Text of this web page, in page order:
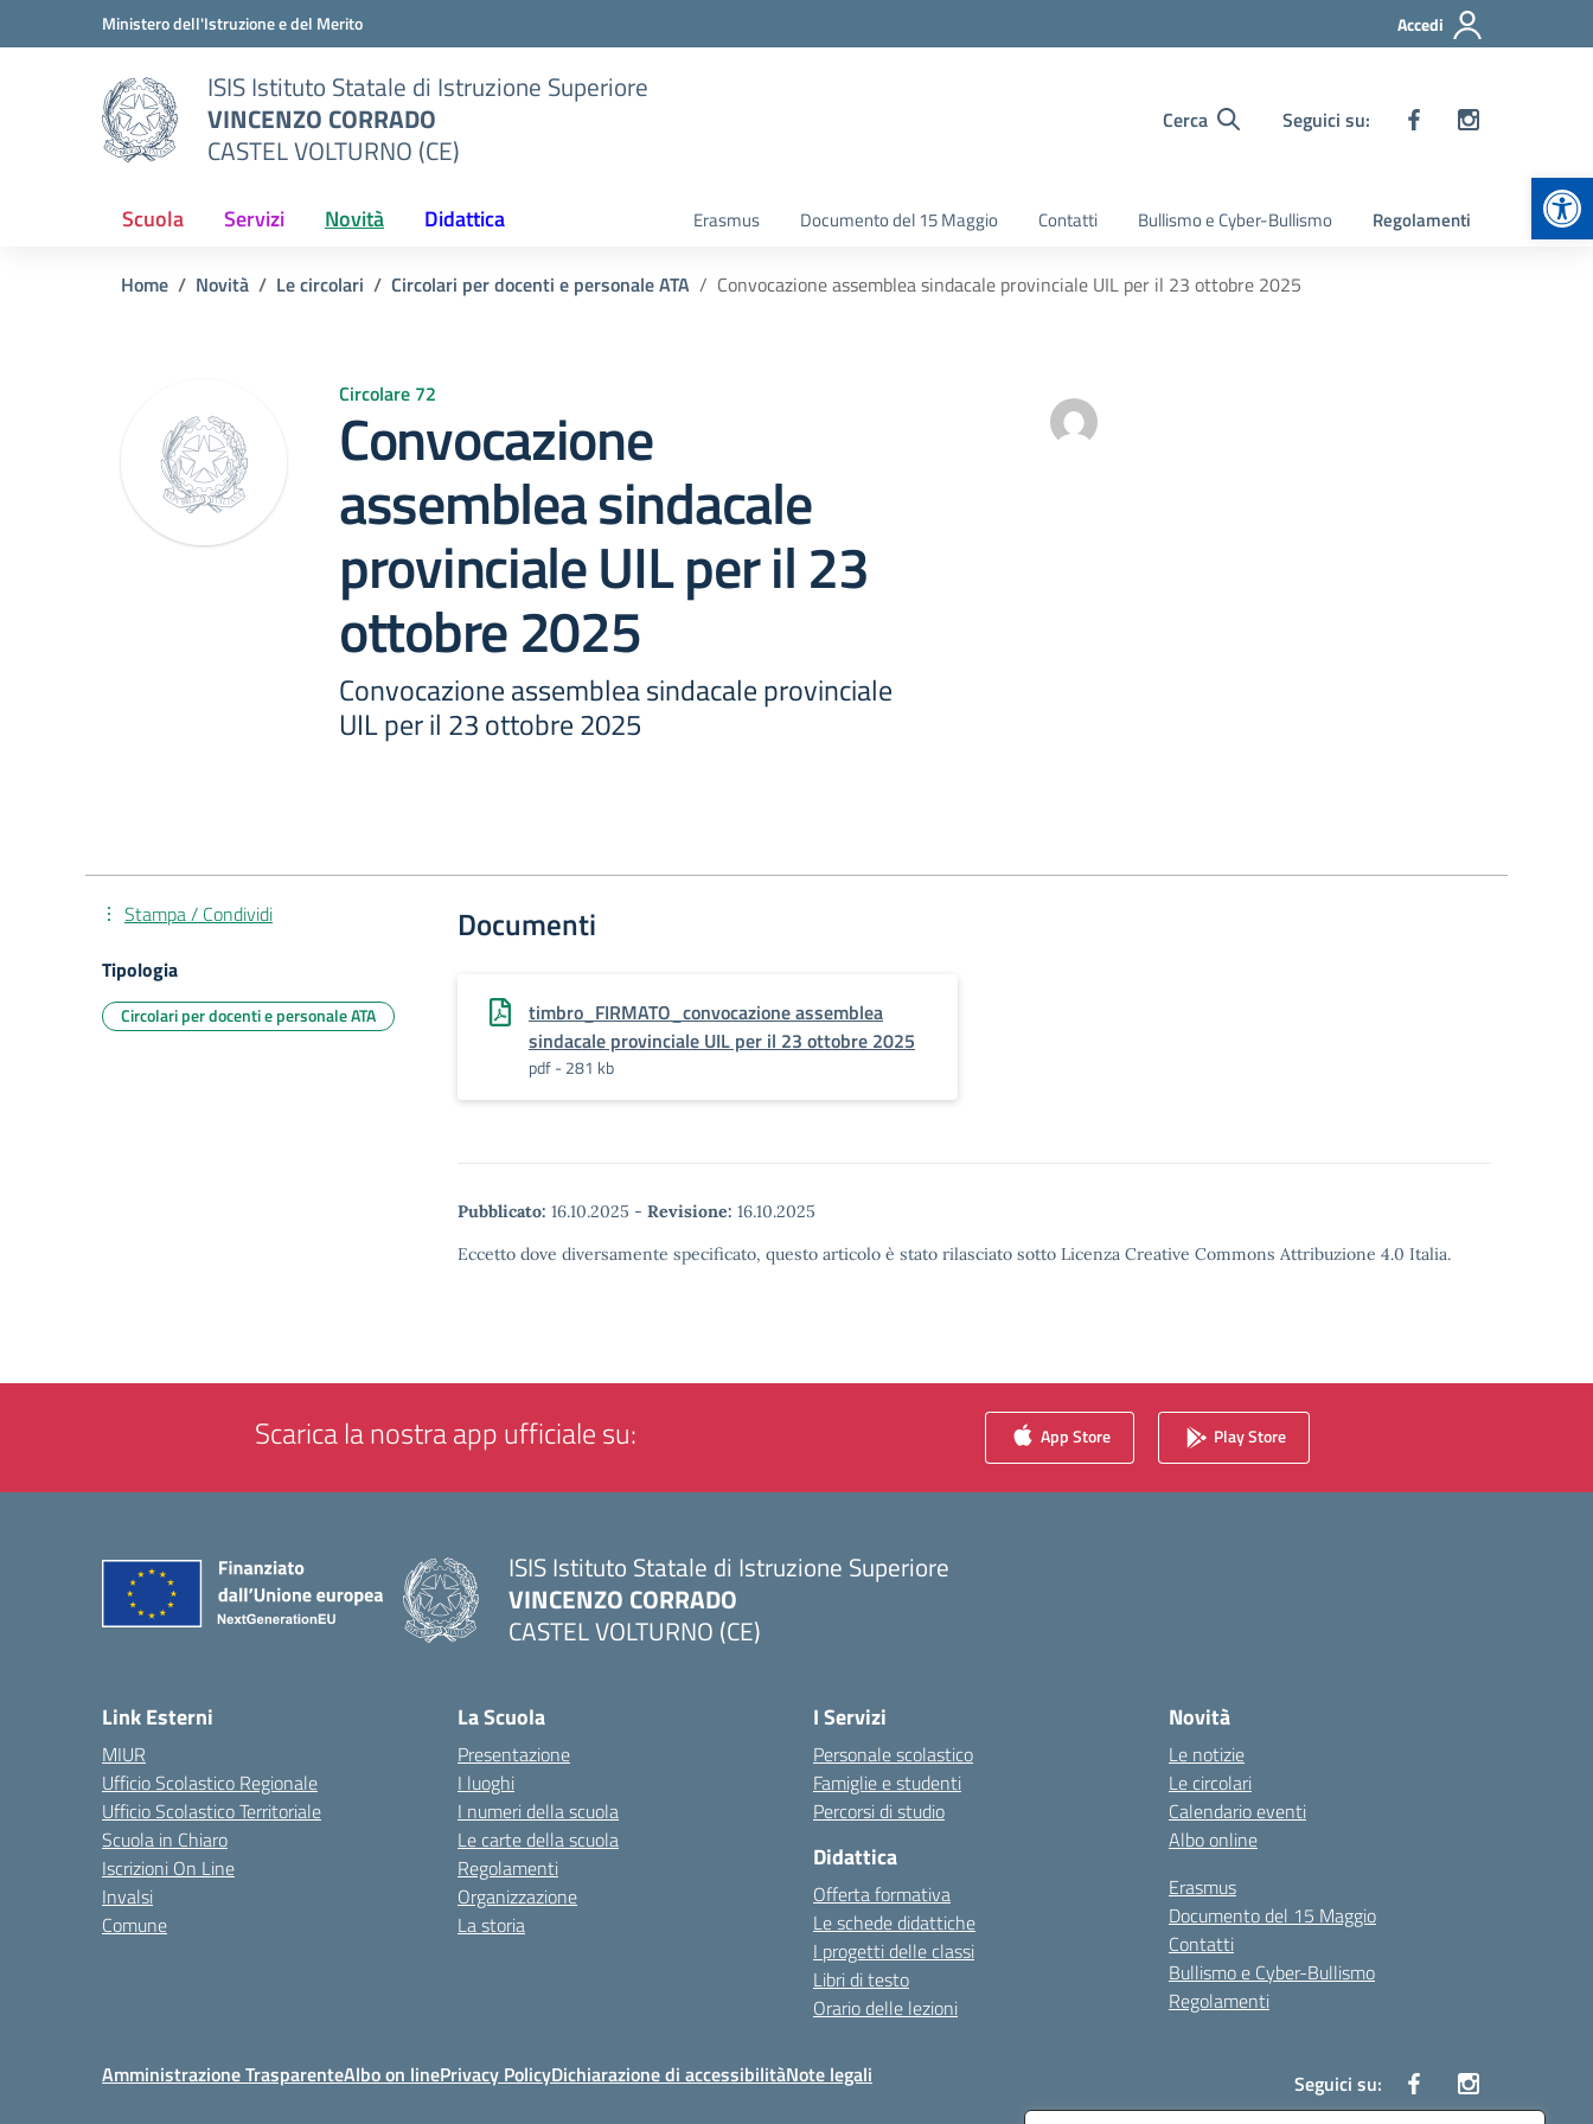
Vai ai contenuti
Vai al menu di navigazioneMinistero dell'Istruzione e del Merito Accedi
ISIS Istituto Statale di Istruzione Superiore
VINCENZO CORRADO
CASTEL VOLTURNO (CE)
Cerca Seguici su:
Scuola Servizi Novità Didattica Erasmus Documento del 15 Maggio Contatti Bullismo e Cyber-Bullismo Regolamenti
Home Novità Le circolari Circolari per docenti e personale ATA Convocazione assemblea sindacale provinciale UIL per il 23 ottobre 2025
Circolare 72
Convocazione
assemblea sindacale
provinciale UIL per il 23
ottobre 2025
Convocazione assemblea sindacale provinciale
UIL per il 23 ottobre 2025
Documenti
timbro_FIRMATO_convocazione assemblea
sindacale provinciale UIL per il 23 ottobre 2025
pdf - 281 kb
Pubblicato: 16.10.2025 - Revisione: 16.10.2025
Eccetto dove diversamente specificato, questo articolo è stato rilasciato sotto Licenza Creative Commons Attribuzione 4.0 Italia.
Stampa / Condividi
Tipologia
Circolari per docenti e personale ATA
Scarica la nostra app ufficiale su: App Store Play Store
ISIS Istituto Statale di Istruzione Superiore
VINCENZO CORRADO
CASTEL VOLTURNO (CE)
Link Esterni
MIUR
Ufficio Scolastico Regionale
Ufficio Scolastico Territoriale
Scuola in Chiaro
Iscrizioni On Line
Invalsi
Comune
La Scuola
Presentazione
I luoghi
I numeri della scuola
Le carte della scuola
Regolamenti
Organizzazione
La storia
I Servizi
Personale scolastico
Famiglie e studenti
Percorsi di studio
Didattica
Offerta formativa
Le schede didattiche
I progetti delle classi
Libri di testo
Orario delle lezioni
Novità
Le notizie
Le circolari
Calendario eventi
Albo online
Erasmus
Documento del 15 Maggio
Contatti
Bullismo e Cyber-Bullismo
Regolamenti
Amministrazione TrasparenteAlbo on linePrivacy PolicyDichiarazione di accessibilitàNote legali Seguici su: